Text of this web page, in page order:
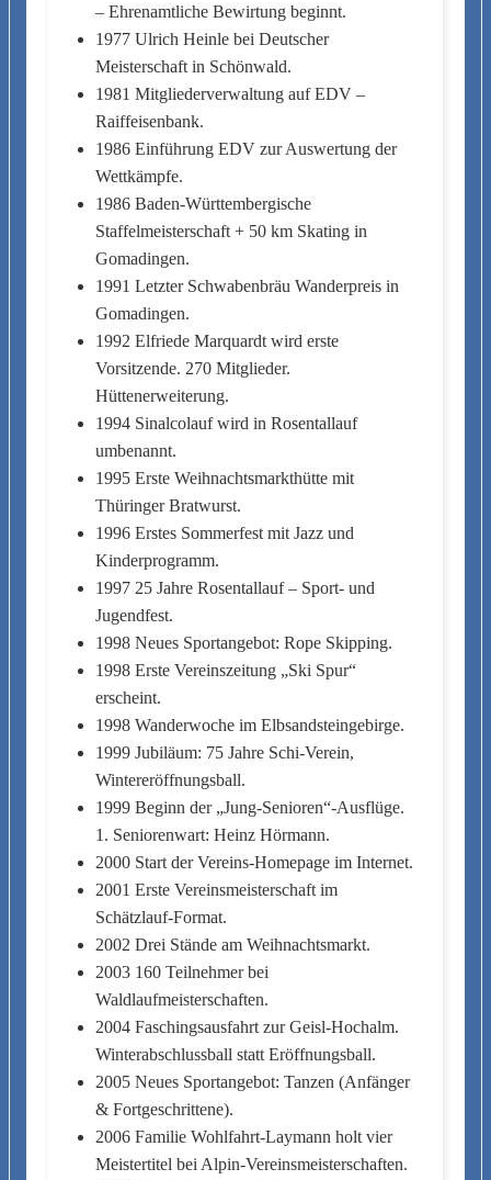
– Ehrenamtliche Bewirtung beginnt.
1977 Ulrich Heinle bei Deutscher
Meisterschaft in Schönwald.
1981 Mitgliederverwaltung auf EDV –
Raiffeisenbank.
1986 Einführung EDV zur Auswertung der
Wettkämpfe.
1986 Baden-Württembergische
Staffelmeisterschaft + 50 km Skating in
Gomadingen.
1991 Letzter Schwabenbräu Wanderpreis in
Gomadingen.
1992 Elfriede Marquardt wird erste
Vorsitzende. 270 Mitglieder.
Hüttenerweiterung.
1994 Sinalcolauf wird in Rosentallauf
umbenannt.
1995 Erste Weihnachtsmarkthütte mit
Thüringer Bratwurst.
1996 Erstes Sommerfest mit Jazz und
Kinderprogramm.
1997 25 Jahre Rosentallauf – Sport- und
Jugendfest.
1998 Neues Sportangebot: Rope Skipping.
1998 Erste Vereinszeitung „Ski Spur“
erscheint.
1998 Wanderwoche im Elbsandsteingebirge.
1999 Jubiläum: 75 Jahre Schi-Verein,
Wintereröffnungsball.
1999 Beginn der „Jung-Senioren“-Ausflüge.
1. Seniorenwart: Heinz Hörmann.
2000 Start der Vereins-Homepage im Internet.
2001 Erste Vereinsmeisterschaft im
Schätzlauf-Format.
2002 Drei Stände am Weihnachtsmarkt.
2003 160 Teilnehmer bei
Waldlaufmeisterschaften.
2004 Faschingsausfahrt zur Geisl-Hochalm.
Winterabschlussball statt Eröffnungsball.
2005 Neues Sportangebot: Tanzen (Anfänger
& Fortgeschrittene).
2006 Familie Wohlfahrt-Laymann holt vier
Meistertitel bei Alpin-Vereinsmeisterschaften.